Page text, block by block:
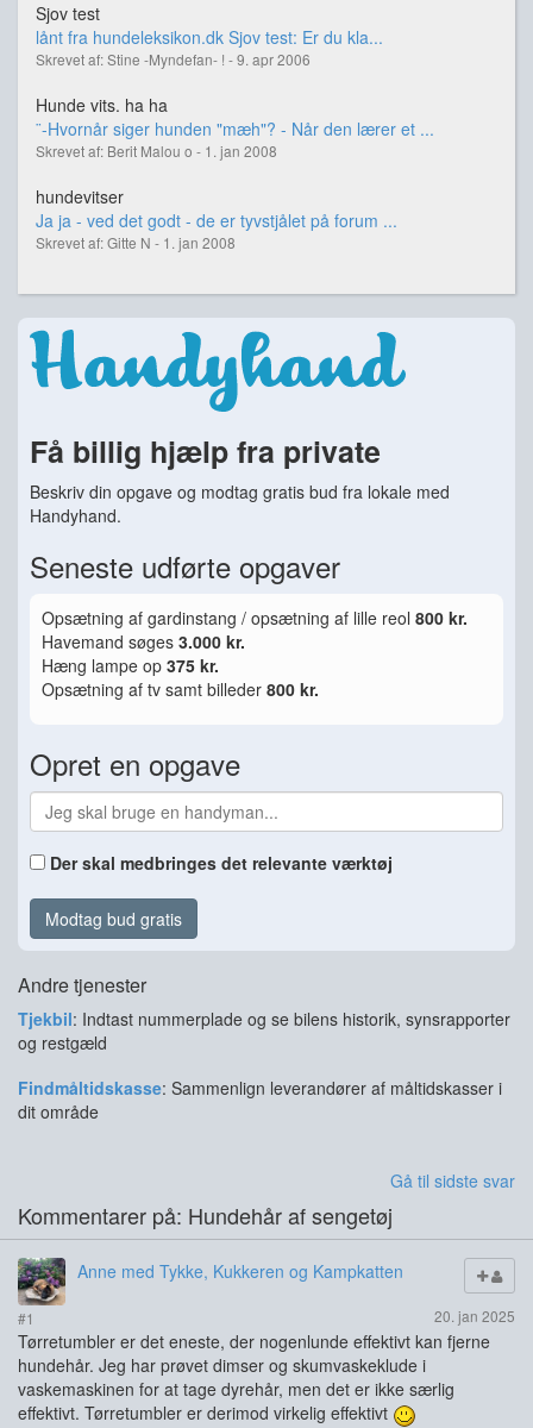
Sjov test
lånt fra hundeleksikon.dk Sjov test: Er du kla...
Skrevet af: Stine -Myndefan- ! - 9. apr 2006
Hunde vits. ha ha
¨-Hvornår siger hunden "mæh"? - Når den lærer et ...
Skrevet af: Berit Malou o - 1. jan 2008
hundevitser
Ja ja - ved det godt - de er tyvstjålet på forum ...
Skrevet af: Gitte N - 1. jan 2008
Få billig hjælp fra private
Beskriv din opgave og modtag gratis bud fra lokale med
Handyhand.
Seneste udførte opgaver
Opsætning af gardinstang / opsætning af lille reol 800 kr.
Havemand søges 3.000 kr.
Hæng lampe op 375 kr.
Opsætning af tv samt billeder 800 kr.
Opret en opgave
Der skal medbringes det relevante værktøj
Modtag bud gratis
Andre tjenester
Tjekbil: Indtast nummerplade og se bilens historik, synsrapporter
og restgæld
Findmåltidskasse: Sammenlign leverandører af måltidskasser i
dit område
Gå til sidste svar
Kommentarer på: Hundehår af sengetøj
Anne med Tykke, Kukkeren og Kampkatten
#1 20. jan 2025
Tørretumbler er det eneste, der nogenlunde effektivt kan fjerne
hundehår. Jeg har prøvet dimser og skumvaskeklude i
vaskemaskinen for at tage dyrehår, men det er ikke særlig
effektivt. Tørretumbler er derimod virkelig effektivt